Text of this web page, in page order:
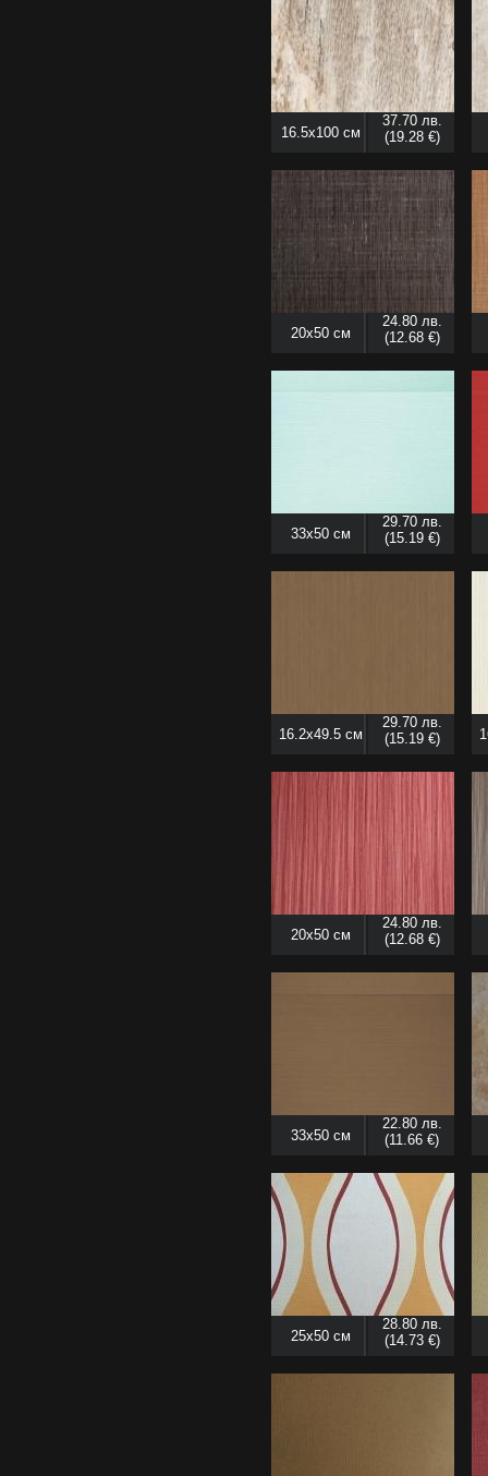
16.5x100 см
37.70 лв.
(19.28 €)
20x50 см
24.80 лв.
(12.68 €)
33x50 см
29.70 лв.
(15.19 €)
16.2x49.5 см
29.70 лв.
(15.19 €)
20x50 см
24.80 лв.
(12.68 €)
33x50 см
22.80 лв.
(11.66 €)
25x50 см
28.80 лв.
(14.73 €)